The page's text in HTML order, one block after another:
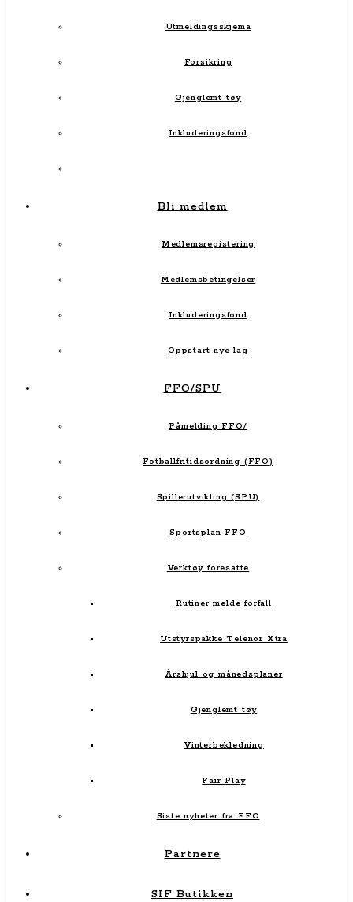
Utmeldingsskjema
Forsikring
Gjenglemt tøy
Inkluderingsfond
Bli medlem
Medlemsregistering
Medlemsbetingelser
Inkluderingsfond
Oppstart nye lag
FFO/SPU
Påmelding FFO/
Fotballfritidsordning (FFO)
Spillerutvikling (SPU)
Sportsplan FFO
Verktøy foresatte
Rutiner melde forfall
Utstyrspakke Telenor Xtra
Årshjul og månedsplaner
Gjenglemt tøy
Vinterbekledning
Fair Play
Siste nyheter fra FFO
Partnere
SIF Butikken